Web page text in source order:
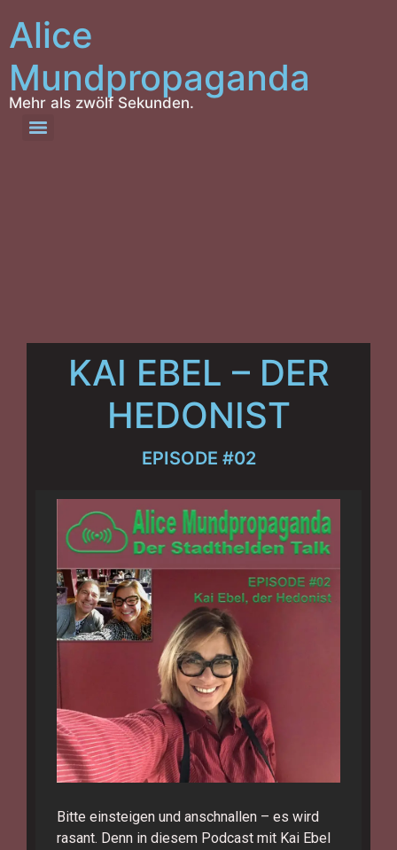
Alice
Mundpropaganda
Mehr als zwölf Sekunden.
KAI EBEL – DER
HEDONIST
EPISODE #02
Bitte einsteigen und anschnallen – es wird
rasant. Denn in diesem Podcast mit Kai Ebel